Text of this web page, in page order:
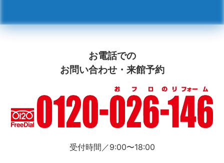
お電話での
お問い合わせ・来館予約
受付時間／9:00〜18:00